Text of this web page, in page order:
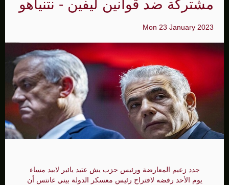
مشتركة ضد قوانين ليفين - نتنياهو
Mon 23 January 2023
جدد زعيم المعارضة ورئيس حزب يش عتيد يائير لابيد مساء
يوم الأحد رفضه لاقتراح رئيس معسكر الدولة بيني غانتس أن